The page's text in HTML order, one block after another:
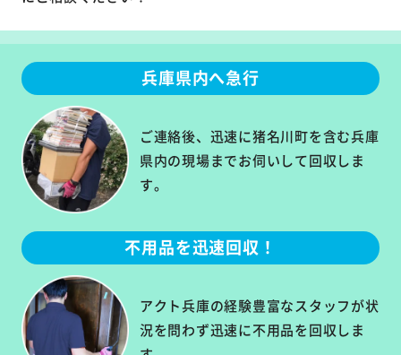
兵庫県内へ急行
ご連絡後、迅速に猪名川町を含む兵庫
県内の現場までお伺いして回収しま
す。
不用品を迅速回収！
アクト兵庫の経験豊富なスタッフが状
況を問わず迅速に不用品を回収しま